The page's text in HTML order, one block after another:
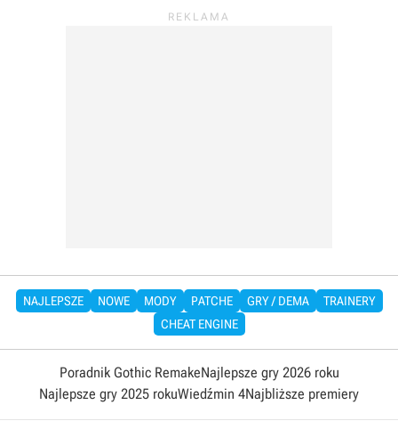
NAJLEPSZE NOWE MODY PATCHE GRY / DEMA
TRAINERY
CHEAT ENGINE
Poradnik Gothic RemakeNajlepsze gry 2026 roku
Najlepsze gry 2025 rokuWiedźmin 4Najbliższe premiery